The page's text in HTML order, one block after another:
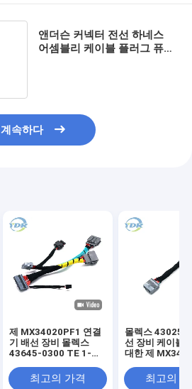
앤더슨 커넥터 전선 하네스
어셈블리 케이블 플러그 퓨
계속하다
제 MX34020PF1 연결
기 배선 장비 몰렉스
43645-0300 TE 1-
최고의 가격
몰렉스 43025-
선 장비 케이블
대한 제
최고의